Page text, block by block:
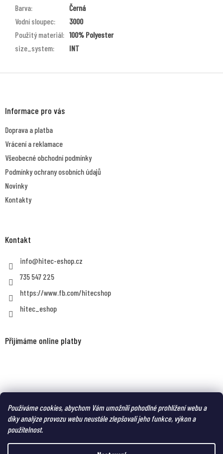
Používáme cookies, abychom Vám umožnili pohodlné prohlížení webu a
díky analýze provozu webu neustále zlepšovali jeho funkce, výkon a
použitelnost.
Barva:
Černá
Vodní sloupec:
3000
Použitý materiál: 100% Polyester
size_system: INT
Informace pro vás
Doprava a platba
Vrácení a reklamace
Všeobecné obchodní podmínky
Podmínky ochrany osobních údajů
Novinky
Kontakty
Kontakt
info@hitec-eshop.cz
735 547 225
https://www.fb.com/hitecshop
hitec_eshop
Přijímáme online platby
MAGNUM eshop - taktická obuv a oblečení pro náročné